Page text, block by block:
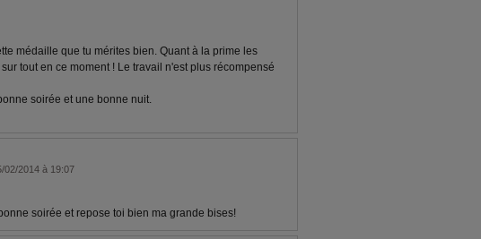
médaille que tu mérites bien. Quant à la prime les
tout en ce moment ! Le travail n'est plus récompensé
soirée et une bonne nuit.
02/2014 à 19:07
soirée et repose toi bien ma grande bises!